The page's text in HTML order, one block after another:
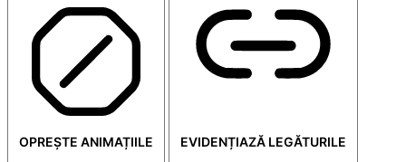
OPREȘTE ANIMAȚIILE
EVIDENȚIAZĂ LEGĂTURILE